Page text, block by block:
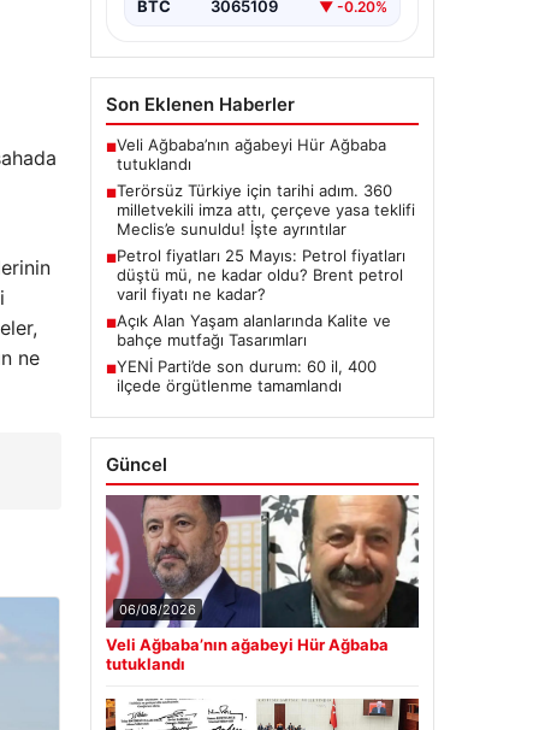
ne
Milletvekilinin İmzasıyla Çerçeve
BTC 3065109 ▼ -0.20%
Son Eklenen Haberler
■Veli Ağbaba’nın ağabeyi Hür Ağbaba
tutuklandı
■Terörsüz Türkiye için tarihi adım. 360
milletvekili imza attı, çerçeve yasa teklifi
Meclis’e sunuldu! İşte ayrıntılar
■Petrol fiyatları 25 Mayıs: Petrol fiyatları
düştü mü, ne kadar oldu? Brent petrol
varil fiyatı ne kadar?
■Açık Alan Yaşam alanlarında Kalite ve
bahçe mutfağı Tasarımları
■YENİ Parti’de son durum: 60 il, 400
ilçede örgütlenme tamamlandı
Güncel
06/08/2026
Veli Ağbaba’nın ağabeyi Hür Ağbaba
tutuklandı